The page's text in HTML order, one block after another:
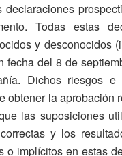
Todas estas
y desconocidos
fecha del 8 de
Dichos riesgos e
obtener la
las suposiciones
y los
​​o implícitos en estas